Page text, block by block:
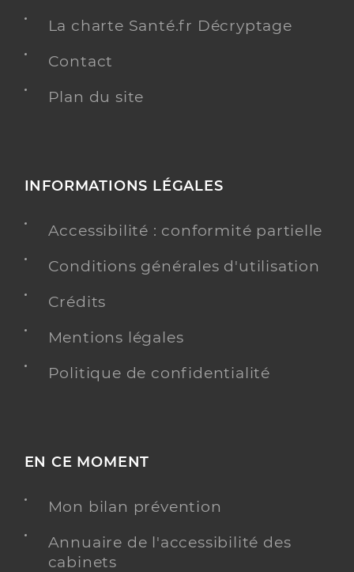
La charte Santé.fr Décryptage
Contact
Plan du site
INFORMATIONS LÉGALES
Accessibilité : conformité partielle
Conditions générales d'utilisation
Crédits
Mentions légales
Politique de confidentialité
EN CE MOMENT
Mon bilan prévention
Annuaire de l'accessibilité des
cabinets